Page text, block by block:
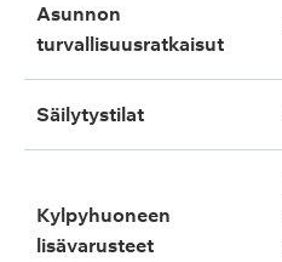
asunnon
turvallisuusratkaisut
säilytystilat
kylpyhuoneen
lisävarusteet